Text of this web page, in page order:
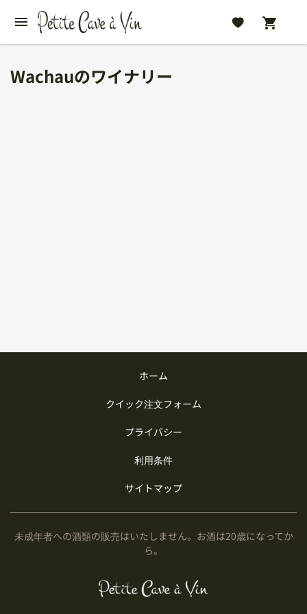
Wachauのワイナリー
ホーム
クイック注文フォーム
プライバシー
利用条件
サイトマップ
未成年者への酒類の販売はいたしません。お酒は20歳になってか
ら。